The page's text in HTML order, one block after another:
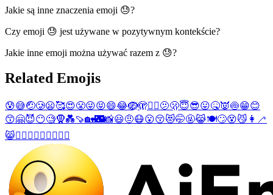
Jakie są inne znaczenia emoji 😓?
Czy emoji 😓 jest używane w pozytywnym kontekście?
Jakie inne emoji można używać razem z 😓?
Related Emojis
😰😅🤕🥲😦🥰😍😤😜😝😄😂🪺🫣😵‍💫🫤🫢😇😎😛🤒👿🍥😁😊
😙🤗😈😶🧐🧕💑🍠🏡🌃📸😃🤨😷😮😚😻🤭🤬😹🍽️🙄😵😼 👩‍🦯
😸👩‍❤️‍👨 👨‍❤️‍👨 👩‍❤️‍👩